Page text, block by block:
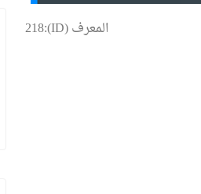
المعرف (ID):218